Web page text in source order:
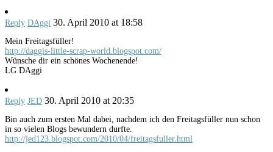
Reply DAggi 30. April 2010 at 18:58
Mein Freitagsfüller!
http://daggis-little-scrap-world.blogspot.com/
Wünsche dir ein schönes Wochenende!
LG DAggi
Reply JED 30. April 2010 at 20:35
Bin auch zum ersten Mal dabei, nachdem ich den Freitagsfüller nun schon
in so vielen Blogs bewundern durfte.
http://jed123.blogspot.com/2010/04/freitagsfuller.html